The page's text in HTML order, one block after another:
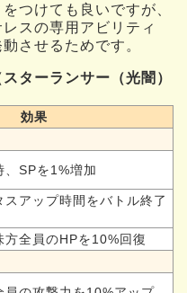
つけても良いですが、
スの専用アビリティ
させるためです。
ターランサー（光闇）
効果
、SPを1%増加
アップ時間をバトル終了
方全員のHPを10%回復